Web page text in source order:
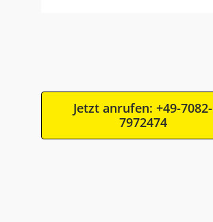
Jetzt anrufen: +49-7082-
7972474